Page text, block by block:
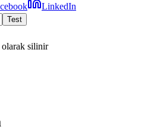
LinkedIn
Test
silinir